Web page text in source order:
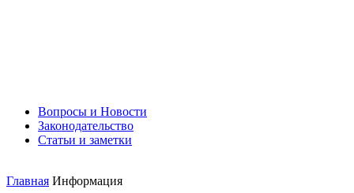
Вопросы и Новости
Законодательство
Статьи и заметки
Главная Информация